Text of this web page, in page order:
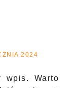
2024
wpis. Warto